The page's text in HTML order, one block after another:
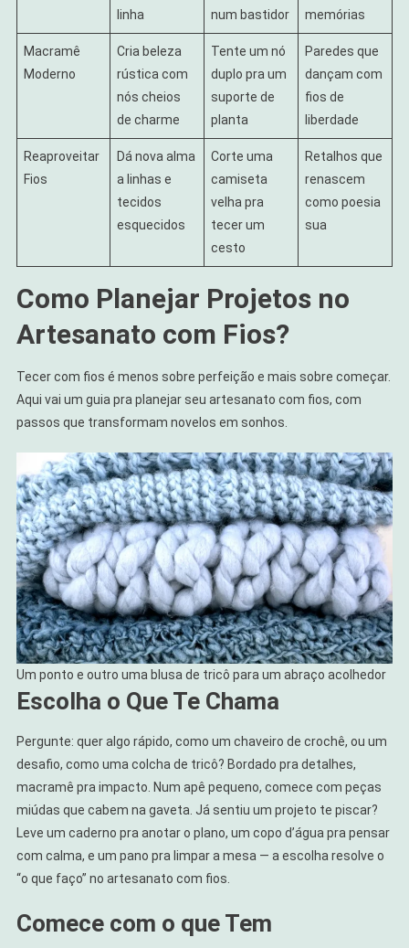
linha
num bastidor
memórias
Macramê
Moderno
Cria beleza
rústica com
nós cheios
de charme
Tente um nó
duplo pra um
suporte de
planta
Paredes que
dançam com
fios de
liberdade
Reaproveitar
Fios
Dá nova alma
a linhas e
tecidos
esquecidos
Corte uma
camiseta
velha pra
tecer um
cesto
Retalhos que
renascem
como poesia
sua
Como Planejar Projetos no
Artesanato com Fios?
Tecer com fios é menos sobre perfeição e mais sobre começar.
Aqui vai um guia pra planejar seu artesanato com fios, com
passos que transformam novelos em sonhos.
Um ponto e outro uma blusa de tricô para um abraço acolhedor
Escolha o Que Te Chama
Pergunte: quer algo rápido, como um chaveiro de crochê, ou um
desafio, como uma colcha de tricô? Bordado pra detalhes,
macramê pra impacto. Num apê pequeno, comece com peças
miúdas que cabem na gaveta. Já sentiu um projeto te piscar?
Leve um caderno pra anotar o plano, um copo d’água pra pensar
com calma, e um pano pra limpar a mesa — a escolha resolve o
“o que faço” no artesanato com fios.
Comece com o que Tem